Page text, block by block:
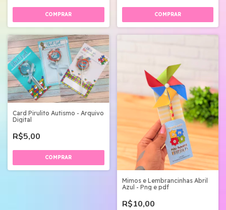
Card Pirulito Autismo - Arquivo
Digital
R$5,00
Mimos e Lembrancinhas Abril
Azul - Png e pdf
R$10,00